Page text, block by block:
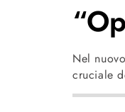
Nel
cruciale